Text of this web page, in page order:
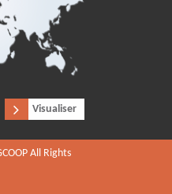
Visualiser
All Rights